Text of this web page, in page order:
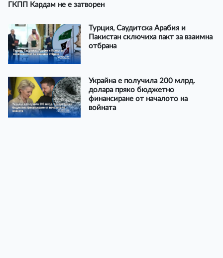
ГКПП Кардам не е затворен
Турция, Саудитска Арабия и
Пакистан сключиха пакт за взаимна
отбрана
Украйна е получила 200 млрд.
долара пряко бюджетно
финансиране от началото на
войната